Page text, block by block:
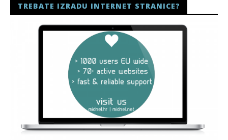
TREBATE IZRADU INTERNET STRANICE?